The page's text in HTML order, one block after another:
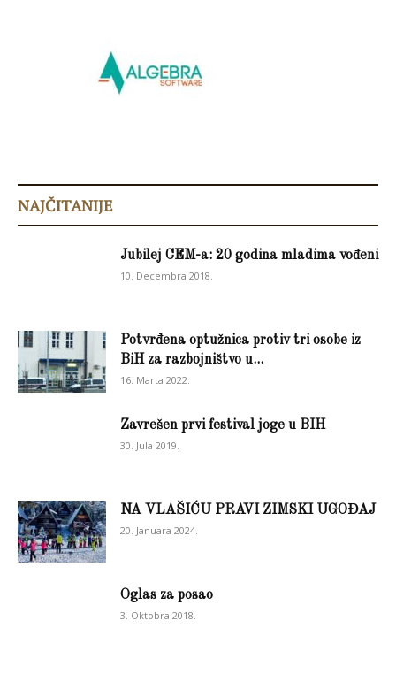
NAJČITANIJE
Jubilej CEM-a: 20 godina mladima vođeni
10. Decembra 2018.
Potvrđena optužnica protiv tri osobe iz
BiH za razbojništvo u...
16. Marta 2022.
Zavrešen prvi festival joge u BIH
30. Jula 2019.
NA VLAŠIĆU PRAVI ZIMSKI UGOĐAJ
20. Januara 2024.
Oglas za posao
3. Oktobra 2018.